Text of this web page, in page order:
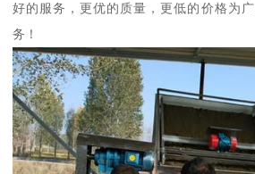
好的服务，更优的质量，更低的价格为
务！